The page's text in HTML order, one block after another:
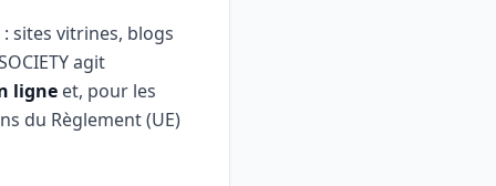
sites vitrines, blogs
agit
ligne et, pour les
du Règlement (UE)